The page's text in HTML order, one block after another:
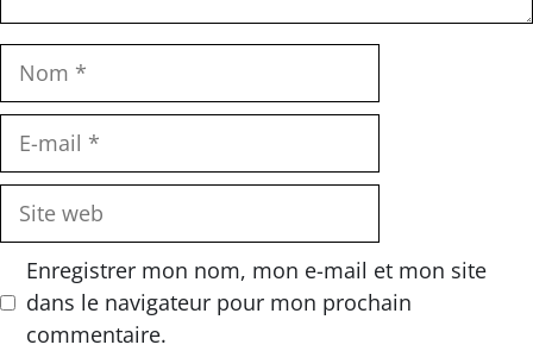
Nom
mail
Site
web
Enregistrer mon nom, mon e-mail et mon site
dans le navigateur pour mon prochain
commentaire.